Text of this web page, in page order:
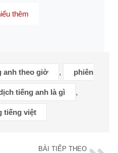
thêm
anh theo giờ , phiên
tiếng anh là gì ,
tiếng việt
BÀI TIẾP THEO